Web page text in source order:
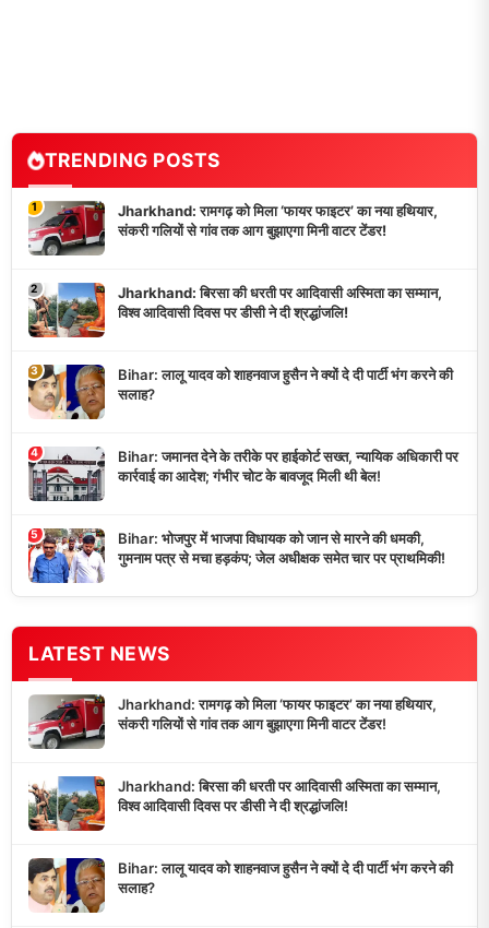
TRENDING POSTS
1
Jharkhand: रामगढ़ को मिला ‘फायर फाइटर’ का नया हथियार,
संकरी गलियों से गांव तक आग बुझाएगा मिनी वाटर टेंडर!
2
Jharkhand: बिरसा की धरती पर आदिवासी अस्मिता का सम्मान,
विश्व आदिवासी दिवस पर डीसी ने दी श्रद्धांजलि!
3
Bihar: लालू यादव को शाहनवाज हुसैन ने क्यों दे दी पार्टी भंग करने की
सलाह?
4
Bihar: जमानत देने के तरीके पर हाईकोर्ट सख्त, न्यायिक अधिकारी पर
कार्रवाई का आदेश; गंभीर चोट के बावजूद मिली थी बेल!
5
Bihar: भोजपुर में भाजपा विधायक को जान से मारने की धमकी,
गुमनाम पत्र से मचा हड़कंप; जेल अधीक्षक समेत चार पर प्राथमिकी!
LATEST NEWS
Jharkhand: रामगढ़ को मिला ‘फायर फाइटर’ का नया हथियार,
संकरी गलियों से गांव तक आग बुझाएगा मिनी वाटर टेंडर!
Jharkhand: बिरसा की धरती पर आदिवासी अस्मिता का सम्मान,
विश्व आदिवासी दिवस पर डीसी ने दी श्रद्धांजलि!
Bihar: लालू यादव को शाहनवाज हुसैन ने क्यों दे दी पार्टी भंग करने की
सलाह?